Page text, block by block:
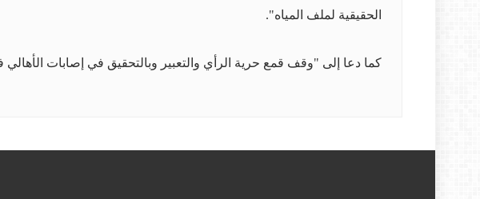
الحقيقية لملف المياه".
كما دعا إلى "وقف قمع حرية الرأي والتعبير وبالتحقيق في إصابات